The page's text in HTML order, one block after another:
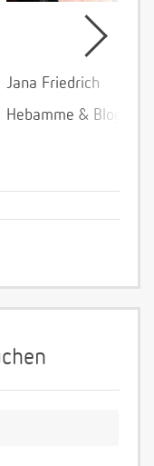
Jana Friedrich
Hebamme &